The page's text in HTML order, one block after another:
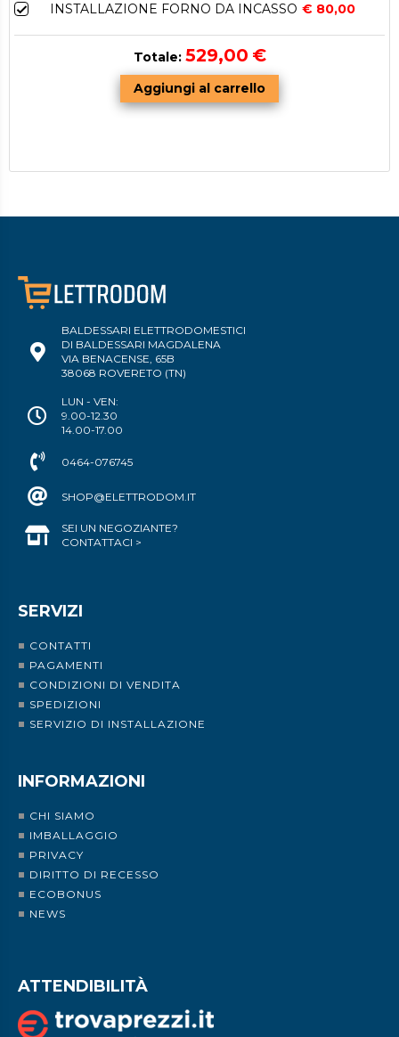
INSTALLAZIONE FORNO DA INCASSO € 80,00
Totale: 529,00 €
BALDESSARI ELETTRODOMESTICI
DI BALDESSARI MAGDALENA
VIA BENACENSE, 65B
38068 ROVERETO (TN)
LUN - VEN:
9.00-12.30
14.00-17.00
0464-076745
SHOP@ELETTRODOM.IT
SEI UN NEGOZIANTE?
CONTATTACI >
SERVIZI
CONTATTI
PAGAMENTI
CONDIZIONI DI VENDITA
SPEDIZIONI
SERVIZIO DI INSTALLAZIONE
INFORMAZIONI
CHI SIAMO
IMBALLAGGIO
PRIVACY
DIRITTO DI RECESSO
ECOBONUS
NEWS
ATTENDIBILITÀ